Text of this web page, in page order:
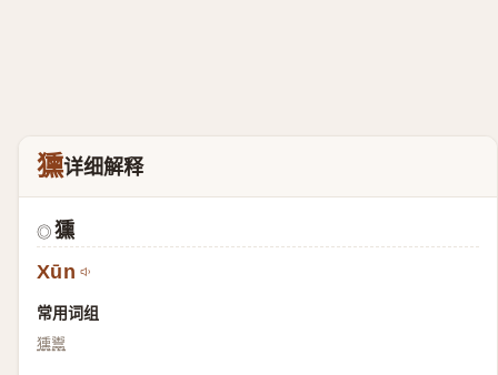
獯详细解释
◎ 獯
Xūn
常用词组
獯鬻